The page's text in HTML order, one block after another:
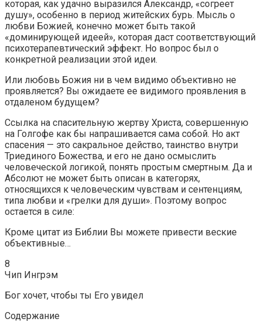
которая, как удачно выразился Александр, «согреет
душу», особенно в период житейских бурь. Мысль о
любви Божией, конечно может быть такой
«доминирующей идеей», которая даст соответствующий
психотерапевтический эффект. Но вопрос был о
конкретной реализации этой идеи.
Или любовь Божия ни в чем видимо объективно не
проявляется? Вы ожидаете ее видимого проявления в
отдаленом будущем?
Ссылка на спасительную жертву Христа, совершенную
на Голгофе как бы напрашивается сама собой. Но акт
спасения — это сакральное действо, таинство внутри
Триединого Божества, и его не дано осмыслить
человеческой логикой, понять простым смертным. Да и
Абсолют не может быть описан в категорях,
относящихся к человеческим чувствам и сентенциям,
типа любви и «грелки для души». Поэтому вопрос
остается в силе:
Кроме цитат из Библии Вы можете привести веские
объективные…
8
Чип Ингрэм
Бог хочет, чтобы ты Его увидел
Содержание